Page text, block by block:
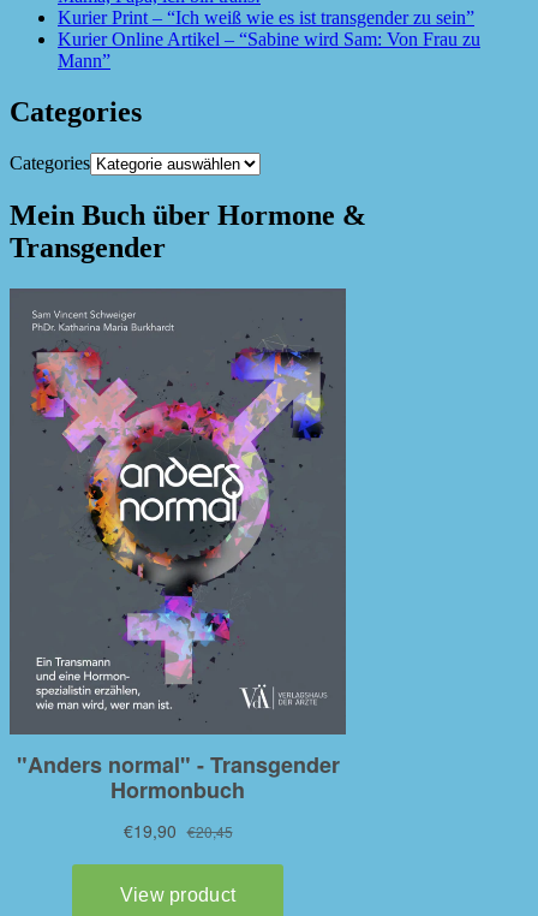
Kurier Print – “Ich weiß wie es ist transgender zu sein”
Kurier Online Artikel – “Sabine wird Sam: Von Frau zu
Mann”
Categories
Categories
Mein Buch über Hormone &
Transgender